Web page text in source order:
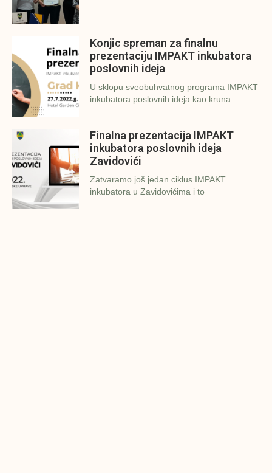
Konjic spreman za finalnu
prezentaciju IMPAKT inkubatora
poslovnih ideja
U sklopu sveobuhvatnog programa IMPAKT
inkubatora poslovnih ideja kao kruna
Finalna prezentacija IMPAKT
inkubatora poslovnih ideja
Zavidovići
Zatvaramo još jedan ciklus IMPAKT
inkubatora u Zavidovićima i to